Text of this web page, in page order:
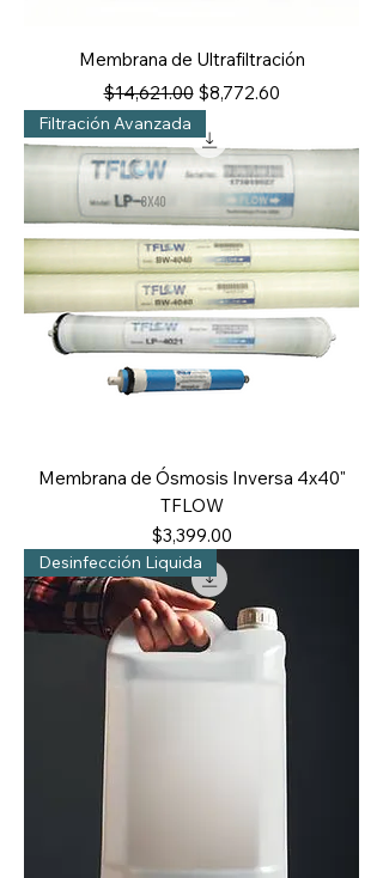
Membrana de Ultrafiltración
Precio
$14,621.00 Precio de oferta
$8,772.60
Filtración Avanzada
Membrana de Ósmosis Inversa 4x40"
TFLOW
Precio
$3,399.00
Desinfección Liquida